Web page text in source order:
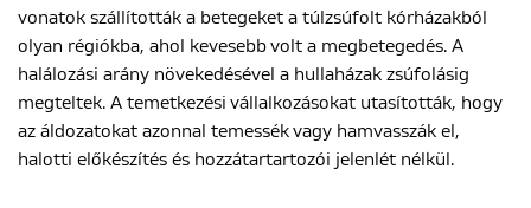
vonatok szállították a betegeket a túlzsúfolt kórházakból
olyan régiókba, ahol kevesebb volt a megbetegedés. A
halálozási arány növekedésével a hullaházak zsúfolásig
megteltek. A temetkezési vállalkozásokat utasították, hogy
az áldozatokat azonnal temessék vagy hamvasszák el,
halotti előkészítés és hozzátartartozói jelenlét nélkül.